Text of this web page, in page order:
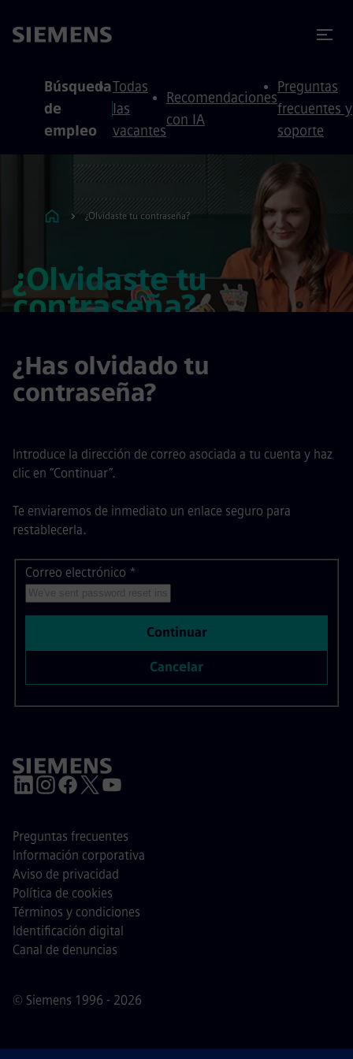
Búsqueda
de
empleo
Todas
las
vacantes
Recomendaciones
con IA
Preguntas
frecuentes y
soporte
¿Olvidaste tu contraseña?
¿Olvidaste tu
contraseña?
¿Has olvidado tu
contraseña?
Introduce la dirección de correo asociada a tu cuenta y haz
clic en “Continuar”.
Te enviaremos de inmediato un enlace seguro para
restablecerla.
Restablecer contraseña con tu correo electrónico
Correo electrónico *
Cancelar
Continuar
© Siemens 1996 - 2026
Preguntas frecuentes
Información corporativa
Aviso de privacidad
Política de cookies
Términos y condiciones
Identificación digital
Canal de denuncias